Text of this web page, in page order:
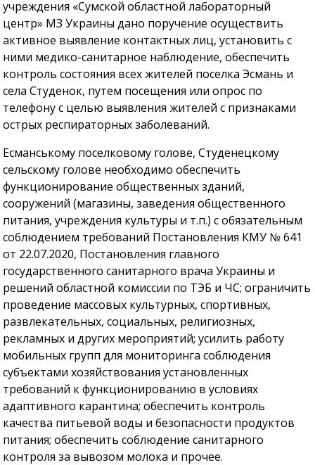
учреждения «Сумской областной лабораторный
центр» МЗ Украины дано поручение осуществить
активное выявление контактных лиц, установить с
ними медико-санитарное наблюдение, обеспечить
контроль состояния всех жителей поселка Эсмань и
села Студенок, путем посещения или опрос по
телефону с целью выявления жителей с признаками
острых респираторных заболеваний.
Есманському поселковому голове, Студенецкому
сельскому голове необходимо обеспечить
функционирование общественных зданий,
сооружений (магазины, заведения общественного
питания, учреждения культуры и т.п.) с обязательным
соблюдением требований Постановления КМУ № 641
от 22.07.2020, Постановления главного
государственного санитарного врача Украины и
решений областной комиссии по ТЭБ и ЧС; ограничить
проведение массовых культурных, спортивных,
развлекательных, социальных, религиозных,
рекламных и других мероприятий; усилить работу
мобильных групп для мониторинга соблюдения
субъектами хозяйствования установленных
требований к функционированию в условиях
адаптивного карантина; обеспечить контроль
качества питьевой воды и безопасности продуктов
питания; обеспечить соблюдение санитарного
контроля за вывозом молока и прочее.